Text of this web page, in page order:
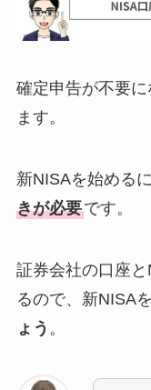
確定申告が不要
ます。
新NISAを始めるに
きが必要です。
証券会社の口座
るので、新NISA
ょう 。